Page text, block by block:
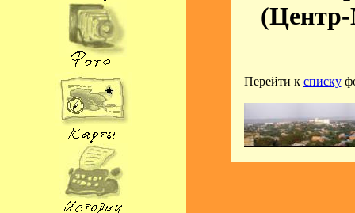
Перейти к списку